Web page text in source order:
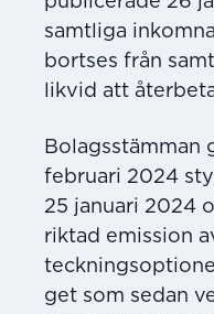
samtliga
bortses från
likvid att
Bolagsstämman
februari 2024
25 januari 2024
riktad emission
get som sedan